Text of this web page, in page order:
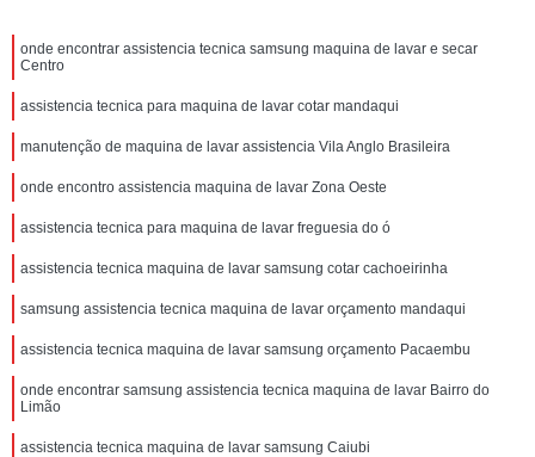
onde encontrar assistencia tecnica samsung maquina de lavar e secar
Centro
assistencia tecnica para maquina de lavar cotar mandaqui
manutenção de maquina de lavar assistencia Vila Anglo Brasileira
onde encontro assistencia maquina de lavar Zona Oeste
assistencia tecnica para maquina de lavar freguesia do ó
assistencia tecnica maquina de lavar samsung cotar cachoeirinha
samsung assistencia tecnica maquina de lavar orçamento mandaqui
assistencia tecnica maquina de lavar samsung orçamento Pacaembu
onde encontrar samsung assistencia tecnica maquina de lavar Bairro do
Limão
assistencia tecnica maquina de lavar samsung Caiubi